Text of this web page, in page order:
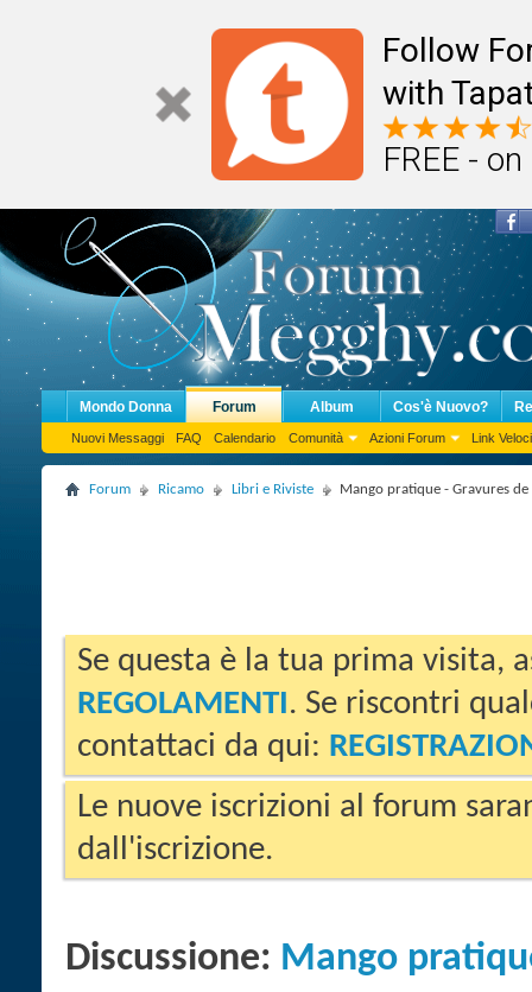
Follow
with
FREE -
Mondo Donna Forum
Nuovi Messaggi FAQ Calendario Comunità Azioni Forum Link Veloci
Album Cos'è Nuovo?
Forum Ricamo Libri e Riviste Mango pratique - Gravures
Se questa è la tua prima visita,
REGOLAMENTI. Se riscontri
contattaci da qui:
Le nuove iscrizioni al forum
dall'iscrizione.
Discussione: Mango